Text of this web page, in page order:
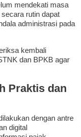
mendekati masa
rutin dapat
administrasi pada
kembali
dan BPKB agar
Praktis dan
dengan antre
digital